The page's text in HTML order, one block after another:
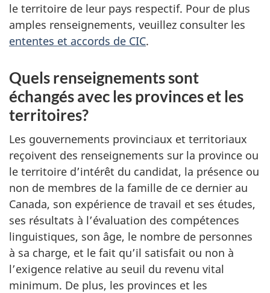
le territoire de leur pays respectif. Pour de plus
amples renseignements, veuillez consulter les
ententes et accords de CIC.
Quels renseignements sont
échangés avec les provinces et les
territoires?
Les gouvernements provinciaux et territoriaux
reçoivent des renseignements sur la province ou
le territoire d’intérêt du candidat, la présence ou
non de membres de la famille de ce dernier au
Canada, son expérience de travail et ses études,
ses résultats à l’évaluation des compétences
linguistiques, son âge, le nombre de personnes
à sa charge, et le fait qu’il satisfait ou non à
l’exigence relative au seuil du revenu vital
minimum. De plus, les provinces et les